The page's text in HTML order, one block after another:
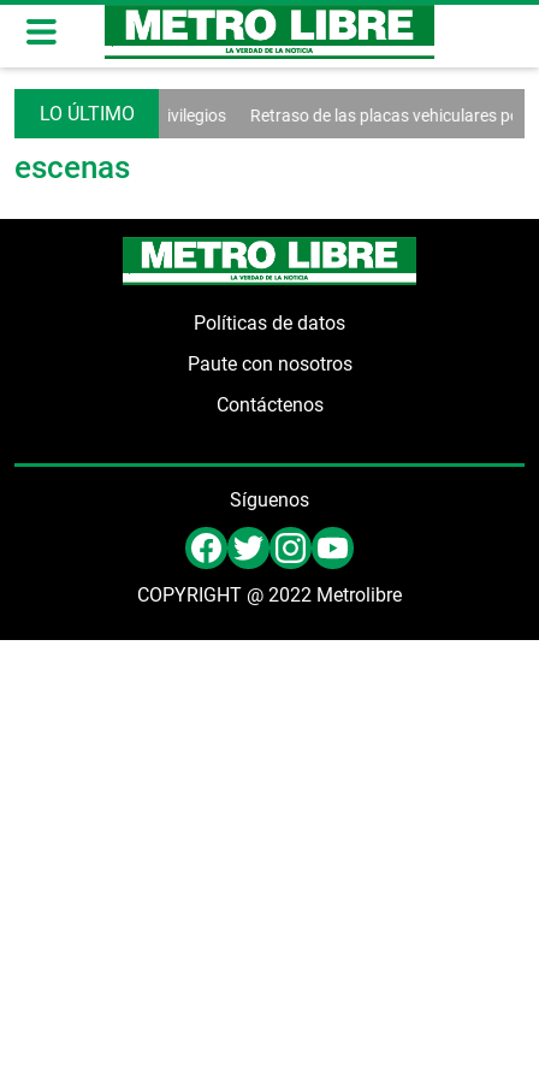
sociales y fin de privilegios Retraso de las placas vehiculares por
escenas
Políticas de datos
Paute con nosotros
Contáctenos
Síguenos
COPYRIGHT @ 2022 Metrolibre